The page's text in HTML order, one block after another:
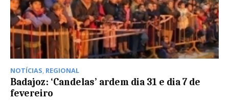
NOTÍCIAS, REGIONAL
Badajoz: ‘Candelas’ ardem dia 31 e dia 7 de
fevereiro